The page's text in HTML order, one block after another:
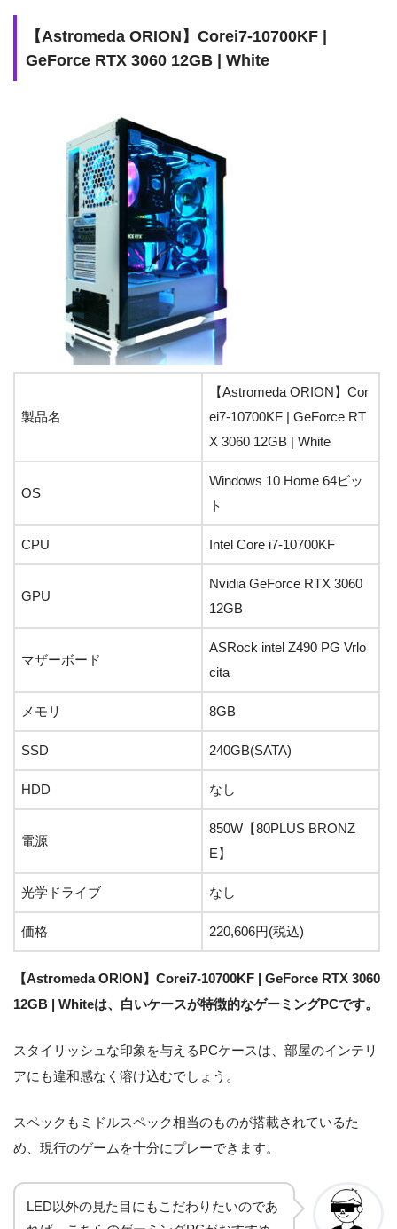
【Astromeda ORION】Corei7-10700KF |
GeForce RTX 3060 12GB | White
製品名
【Astromeda ORION】Cor
ei7-10700KF | GeForce RT
X 3060 12GB | White
OS
Windows 10 Home 64ビッ
ト
CPU Intel Core i7-10700KF
GPU
Nvidia GeForce RTX 3060
12GB
マザーボード
ASRock intel Z490 PG Vrlo
cita
メモリ 8GB
SSD 240GB(SATA)
HDD なし
電源
850W【80PLUS BRONZ
E】
光学ドライブ なし
価格 220,606円(税込)
【Astromeda ORION】Corei7-10700KF | GeForce RTX 3060
12GB | Whiteは、白いケースが特徴的なゲーミングPCです。
スタイリッシュな印象を与えるPCケースは、部屋のインテリ
アにも違和感なく溶け込むでしょう。
スペックもミドルスペック相当のものが搭載されているた
め、現行のゲームを十分にプレーできます。
LED以外の見た目にもこだわりたいのであ